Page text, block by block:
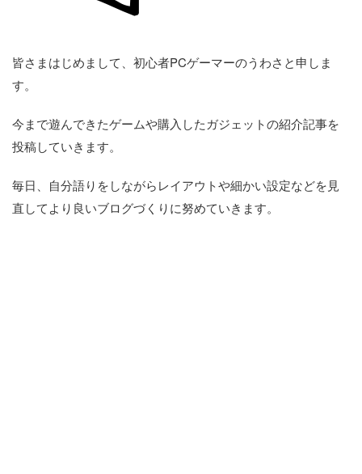
皆さまはじめまして、初心者PCゲーマーのうわさと申しま
す。
今まで遊んできたゲームや購入したガジェットの紹介記事を
投稿していきます。
毎日、自分語りをしながらレイアウトや細かい設定などを見
直してより良いブログづくりに努めていきます。